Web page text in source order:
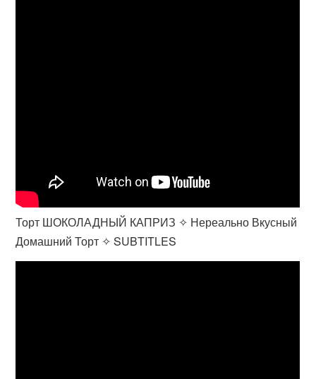
Торт ШОКОЛАДНЫЙ КАПРИЗ ✧ Нереально Вкусный
Домашний Торт ✧ SUBTITLES